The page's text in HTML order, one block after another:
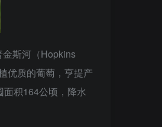
斯河（Hopkins
优质的葡萄，亨提产
积164公顷，降水